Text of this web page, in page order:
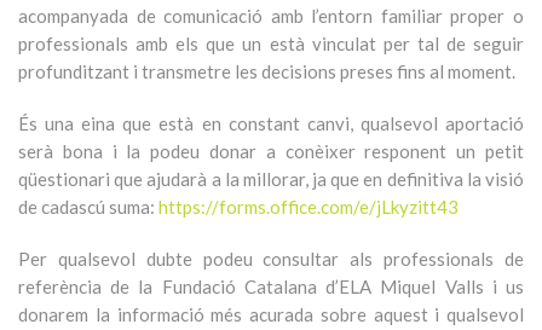
acompanyada de comunicació amb l’entorn familiar proper o
professionals amb els que un està vinculat per tal de seguir
profunditzant i transmetre les decisions preses fins al moment.
És una eina que està en constant canvi, qualsevol aportació
serà bona i la podeu donar a conèixer responent un petit
qüestionari que ajudarà a la millorar, ja que en definitiva la visió
de cadascú suma: https://forms.office.com/e/jLkyzitt43
Per qualsevol dubte podeu consultar als professionals de
referència de la Fundació Catalana d’ELA Miquel Valls i us
donarem la informació més acurada sobre aquest i qualsevol